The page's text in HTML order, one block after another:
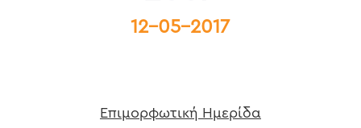
12-05-2017
Επιμορφωτική Ημερίδα